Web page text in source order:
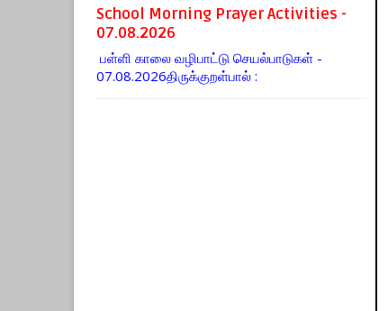
School Morning Prayer Activities -
07.08.2026
பள்ளி காலை வழிபாட்டு செயல்பாடுகள் -
07.08.2026திருக்குறள்பால் :